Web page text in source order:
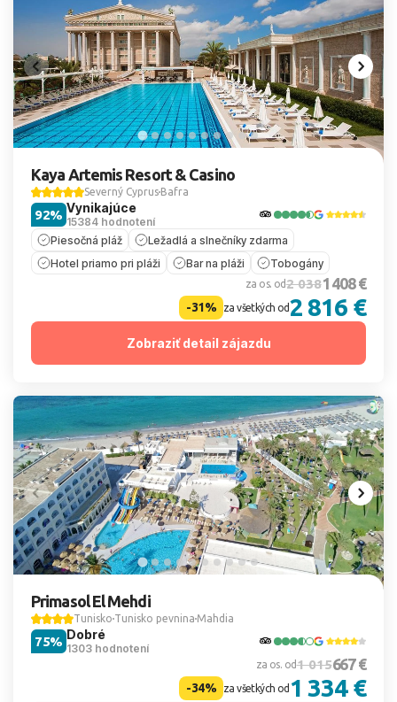
Kaya Artemis Resort & Casino
Severný Cyprus Bafra
Vynikajúce
15384 hodnotení
92%
Piesočná pláž
Ležadlá a slnečníky zdarma
Hotel priamo pri pláži
Bar na pláži Tobogány
za os. od2 0381 408 €
-31% za všetkých od2 816 €
Zobraziť detail zájazdu
Primasol El Mehdi
Tunisko Tunisko pevnina Mahdia
Dobré
1303 hodnotení
75%
za os. od1 015667 €
-34% za všetkých od 1 334 €